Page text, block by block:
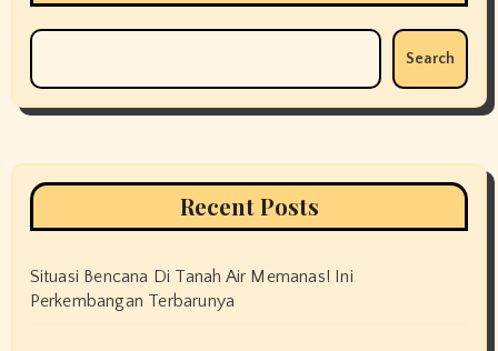
Search
Recent Posts
Situasi Bencana Di Tanah Air Memanas! Ini
Perkembangan Terbarunya